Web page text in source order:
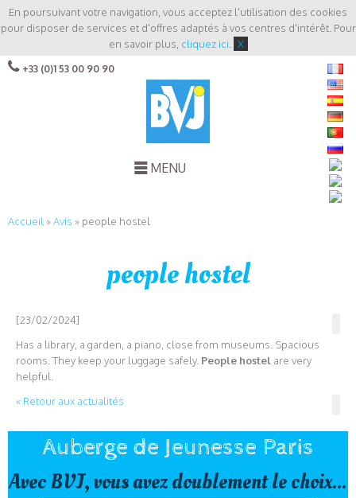
En poursuivant votre navigation, vous acceptez l'utilisation des cookies
pour disposer de services et d'offres adaptés à vos centres d'intérêt. Pour
en savoir plus, cliquez ici X
+33 (0)1 53 00 90 90
MENU
Accueil »Avis » people hostel
people hostel
[23/02/2024]
Has a library, a garden, a piano, close from museums. Spacious
rooms. They keep your luggage safely. People hostel are very
helpful.
« Retour aux actualités
Auberge de Jeunesse Paris
Avec BVJ, vous avez doublement le choix...